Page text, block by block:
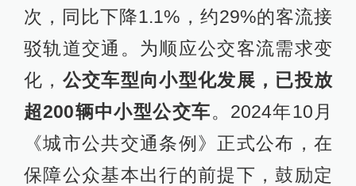
次，同比下降1.1%，约29%的客流接
驳轨道交通。为顺应公交客流需求变
化， 公交车型向小型化发展，已投放
超200辆中小型公交车。2024年10月
《城市公共交通条例》正式公布，在
保障公众基本出行的前提下，鼓励定